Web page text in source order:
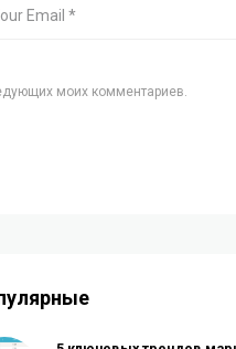
моих комментариев.